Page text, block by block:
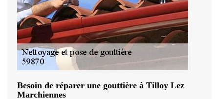
Besoin de réparer une gouttière à Tilloy Lez
Marchiennes